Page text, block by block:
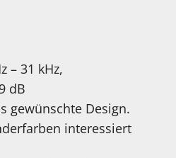
– 31 kHz,
dB
gewünschte Design.
interessiert